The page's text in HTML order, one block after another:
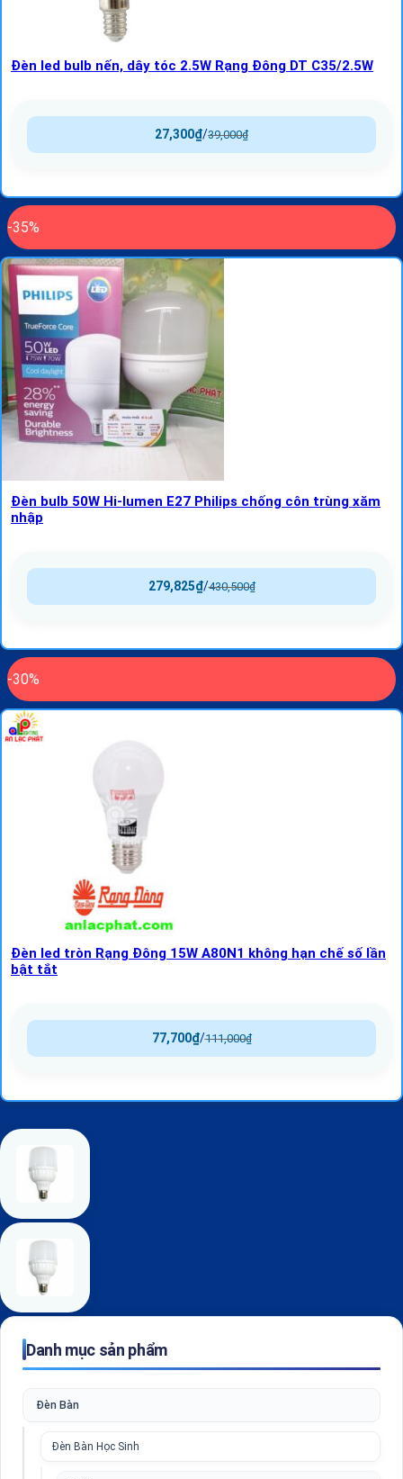
Đèn led bulb nến, dây tóc 2.5W Rạng Đông DT C35/2.5W
39,000₫
/
27,300₫
-35%
Đèn bulb 50W Hi-lumen E27 Philips chống côn trùng xăm
nhập
430,500₫
/
279,825₫
-30%
Đèn led tròn Rạng Đông 15W A80N1 không hạn chế số lần
bật tắt
111,000₫
/
77,700₫
Danh mục sản phẩm
Đèn Bàn
Đèn Bàn Học Sinh